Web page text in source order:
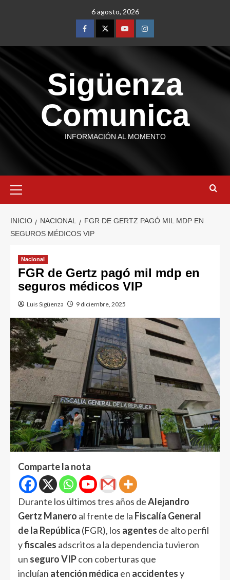
6 agosto, 2026
Sigüenza
Comunica
INFORMACIÓN AL MOMENTO
INICIO NACIONAL
FGR DE GERTZ PAGÓ MIL MDP EN
SEGUROS MÉDICOS VIP
Nacional
FGR de Gertz pagó mil mdp en
seguros médicos VIP
Luis Sigüenza 9 diciembre, 2025
Comparte la nota
Durante los últimos tres años deAlejandro
Gertz Manero al frente de la Fiscalía General
de la República (FGR), los agentes de alto perfil
yfiscales adscritos a la dependencia tuvieron
un seguro VIPcon coberturas que
incluían atención médica en accidentesy